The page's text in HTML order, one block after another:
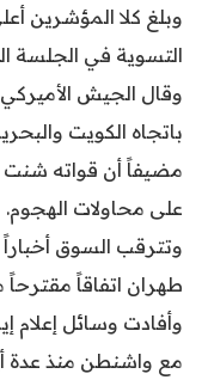
وبلغ كلا المؤشرين
التسوية في الجلسة
وقال الجيش
باتجاه الكويت
مضيفاً أن قواته شنت
على محاولات الهجوم.
وتترقب السوق
طهران اتفاقاً مقترحاً
وأفادت وسائل إعلام
مع واشنطن منذ عدة